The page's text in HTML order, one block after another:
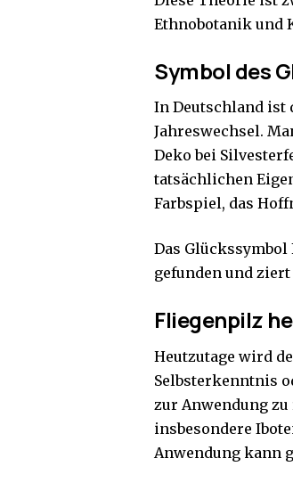
Ethnobotanik und
Symbol des
In Deutschland ist
Jahreswechsel.
Deko bei
tatsächlichen
Farbspiel, das
Das
gefunden und
Fliegenpilz
Heutzutage wird
Selbsterkenntnis
zur Anwendung
insbesondere
Anwendung kann